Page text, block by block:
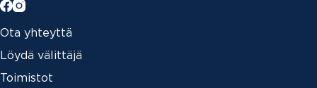
Ota yhteyttä
Löydä välittäjä
Toimistot